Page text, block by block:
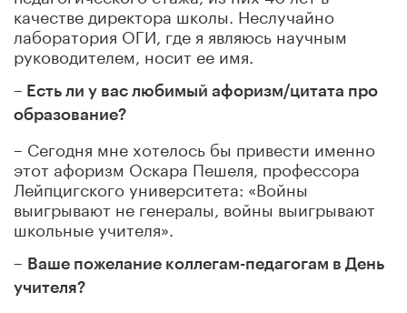
качестве директора школы. Неслучайно
лаборатория ОГИ, где я являюсь научным
руководителем, носит ее имя.
– Есть ли у вас любимый афоризм/цитата про
образование?
– Сегодня мне хотелось бы привести именно
этот афоризм Оскара Пешеля, профессора
Лейпцигского университета: «Войны
выигрывают не генералы, войны выигрывают
школьные учителя».
– Ваше пожелание коллегам-педагогам в День
учителя?